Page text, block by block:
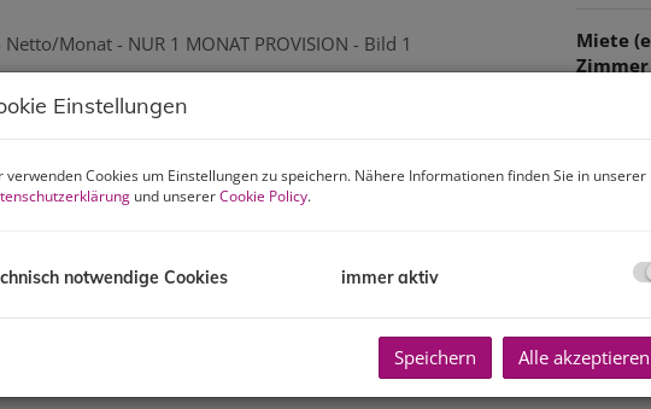
Miete
Zimmer
USt.):
Einstellungen
verwenden Cookies um Einstellungen zu speichern. Nähere Informationen finden Sie in unserer
und unsererCookie Policy.
notwendige Cookies immer aktiv
Speichern Alle akzeptieren